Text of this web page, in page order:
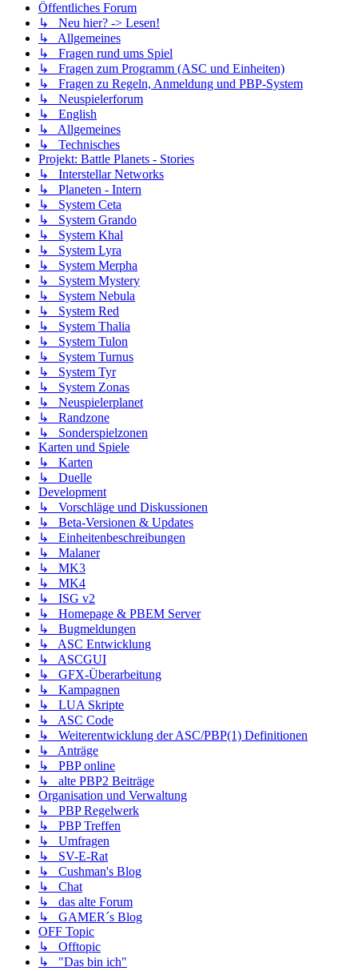
Öffentliches Forum
↳ Neu hier? -> Lesen!
↳ Allgemeines
↳ Fragen rund ums Spiel
↳ Fragen zum Programm (ASC und Einheiten)
↳ Fragen zu Regeln, Anmeldung und PBP-System
↳ Neuspielerforum
↳ English
↳ Allgemeines
↳ Technisches
Projekt: Battle Planets - Stories
↳ Interstellar Networks
↳ Planeten - Intern
↳ System Ceta
↳ System Grando
↳ System Khal
↳ System Lyra
↳ System Merpha
↳ System Mystery
↳ System Nebula
↳ System Red
↳ System Thalia
↳ System Tulon
↳ System Turnus
↳ System Tyr
↳ System Zonas
↳ Neuspielerplanet
↳ Randzone
↳ Sonderspielzonen
Karten und Spiele
↳ Karten
↳ Duelle
Development
↳ Vorschläge und Diskussionen
↳ Beta-Versionen & Updates
↳ Einheitenbeschreibungen
↳ Malaner
↳ MK3
↳ MK4
↳ ISG v2
↳ Homepage & PBEM Server
↳ Bugmeldungen
↳ ASC Entwicklung
↳ ASCGUI
↳ GFX-Überarbeitung
↳ Kampagnen
↳ LUA Skripte
↳ ASC Code
↳ Weiterentwicklung der ASC/PBP(1) Definitionen
↳ Anträge
↳ PBP online
↳ alte PBP2 Beiträge
Organisation und Verwaltung
↳ PBP Regelwerk
↳ PBP Treffen
↳ Umfragen
↳ SV-E-Rat
↳ Cushman's Blog
↳ Chat
↳ das alte Forum
↳ GAMER´s Blog
OFF Topic
↳ Offtopic
↳ "Das bin ich"